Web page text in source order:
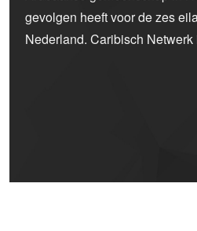
gevolgen heeft voor de zes
Nederland. Caribisch